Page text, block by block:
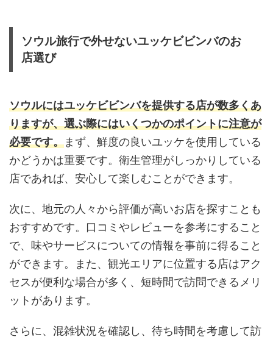
ソウル旅行で外せないユッケビビンバのお
店選び
ソウルにはユッケビビンバを提供する店が数多くあ
りますが、選ぶ際にはいくつかのポイントに注意が
必要です。まず、鮮度の良いユッケを使用している
かどうかは重要です。衛生管理がしっかりしている
店であれば、安心して楽しむことができます。
次に、地元の人々から評価が高いお店を探すことも
おすすめです。口コミやレビューを参考にすること
で、味やサービスについての情報を事前に得ること
ができます。また、観光エリアに位置する店はアク
セスが便利な場合が多く、短時間で訪問できるメリ
ットがあります。
さらに、混雑状況を確認し、待ち時間を考慮して訪